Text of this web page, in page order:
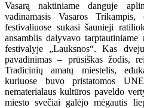
Vasarą naktiniame danguje
vadinamasis Vasaros
festivaliuose sukasi šaunieji
ansamblis dalyvavo tarptautiniame
festivalyje „Lauksnos“. Kas
pavadinimas – prūsiškas žodis,
Tradicinių amatų miestelis,
kuriuose buvo pristatomos
nematerialaus kultūros paveldo
miesto svečiai galėjo mėgautis